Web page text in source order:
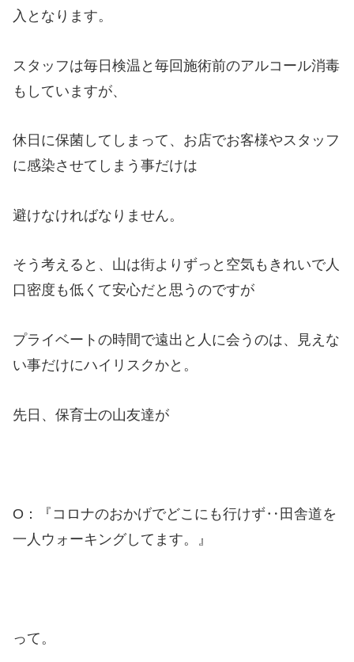
入となります。
スタッフは毎日検温と毎回施術前のアルコール消毒
もしていますが、
休日に保菌してしまって、お店でお客様やスタッフ
に感染させてしまう事だけは
避けなければなりません。
そう考えると、山は街よりずっと空気もきれいで人
口密度も低くて安心だと思うのですが
プライベートの時間で遠出と人に会うのは、見えな
い事だけにハイリスクかと。
先日、保育士の山友達が
O：『コロナのおかげでどこにも行けず‥田舎道を
一人ウォーキングしてます。』
って。